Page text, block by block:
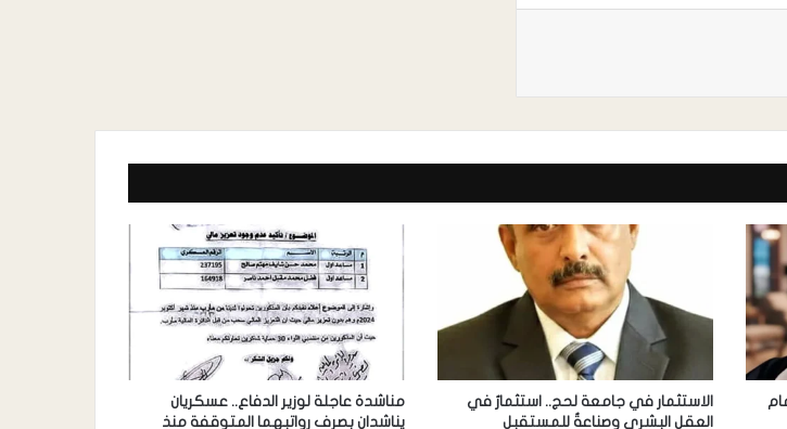
الاستثمار في جامعة لحج.. استثمارٌ في
العقل البشري وصناعةٌ للمستقبل
مناشدة عاجلة لوزير الدفاع.. عسكريان
يناشدان بصرف رواتبهما المتوقفة منذ